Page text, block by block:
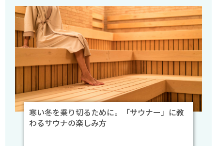
寒い冬を乗り切るために。「サウナー」に教
わるサウナの楽しみ方